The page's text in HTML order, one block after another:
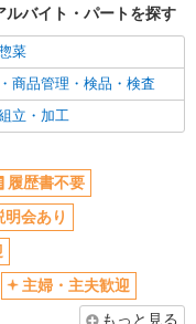
バイト・パートを探す
菜
商品管理・検品・検査
立・加工
履歴書不要
会あり
主婦・主夫歓迎
もっと見る